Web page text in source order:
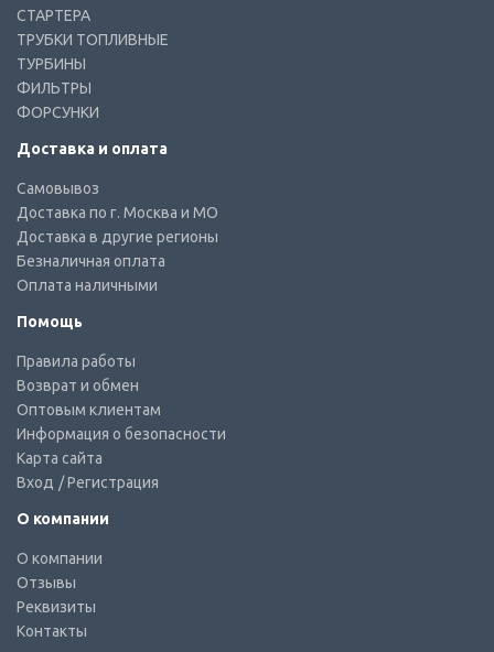
СТАРТЕРА
ТРУБКИ ТОПЛИВНЫЕ
ТУРБИНЫ
ФИЛЬТРЫ
ФОРСУНКИ
Доставка и оплата
Самовывоз
Доставка по г. Москва и МО
Доставка в другие регионы
Безналичная оплата
Оплата наличными
Помощь
Правила работы
Возврат и обмен
Оптовым клиентам
Информация о безопасности
Карта сайта
Вход / Регистрация
О компании
О компании
Отзывы
Реквизиты
Контакты